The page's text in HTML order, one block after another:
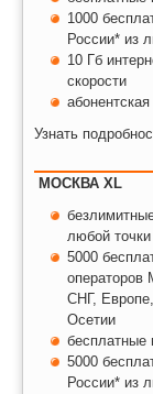
1000
России* из
10 Гб
скорости
Узнать
МОСКВА XL
любой
5000
операторов
СНГ,
Осетии
бесплатные
5000
России* из